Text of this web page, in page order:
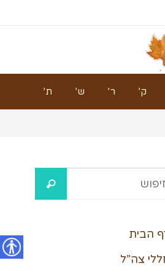
ת’ ש’ ר’ ק’
הבית
צה”ל